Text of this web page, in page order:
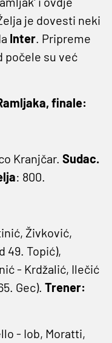
je dovesti neki
Inter . Pripreme
počele su već
finale:
Kranjčar. Sudac.
: 800.
Živković,
49. Topić),
- Krdžalić, Ilečić
Gec). Trener:
- Iob, Moratti,